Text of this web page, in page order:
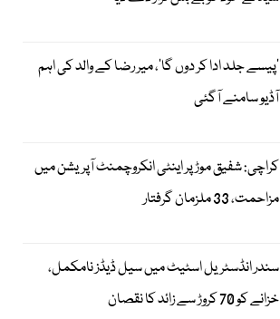
’پیسے جلد ادا کر دوں گا‘، میر رضا کے والد کی اہم
آڈیو سامنے آگئی
کراچی: شفیق موڑ پر اینٹی انکروچمنٹ آپریشن میں
مزاحمت، 33 ملزمان گرفتار
سندر انڈسٹریل اسٹیٹ میں سیل ڈیڈز نامکمل،
خزانے کو 70 کروڑ سے زائد کا نقصان